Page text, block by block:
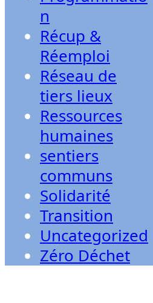
n
Récup &
Réemploi
Réseau de
tiers lieux
Ressources
humaines
sentiers
communs
Solidarité
Transition
Uncategorized
Zéro Déchet